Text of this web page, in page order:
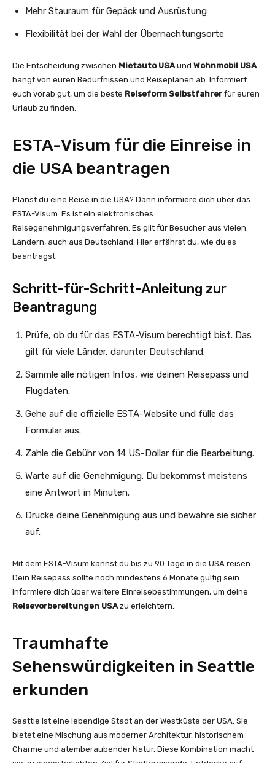
Mehr Stauraum für Gepäck und Ausrüstung
Flexibilität bei der Wahl der Übernachtungsorte
Die Entscheidung zwischen Mietauto USA und Wohnmobil USA
hängt von euren Bedürfnissen und Reiseplänen ab. Informiert
euch vorab gut, um die beste Reiseform Selbstfahrer für euren
Urlaub zu finden.
ESTA-Visum für die Einreise in
die USA beantragen
Planst du eine Reise in die USA? Dann informiere dich über das
ESTA-Visum. Es ist ein elektronisches
Reisegenehmigungsverfahren. Es gilt für Besucher aus vielen
Ländern, auch aus Deutschland. Hier erfährst du, wie du es
beantragst.
Schritt-für-Schritt-Anleitung zur
Beantragung
Prüfe, ob du für das ESTA-Visum berechtigt bist. Das
gilt für viele Länder, darunter Deutschland.
Sammle alle nötigen Infos, wie deinen Reisepass und
Flugdaten.
Gehe auf die offizielle ESTA-Website und fülle das
Formular aus.
Zahle die Gebühr von 14 US-Dollar für die Bearbeitung.
Warte auf die Genehmigung. Du bekommst meistens
eine Antwort in Minuten.
Drucke deine Genehmigung aus und bewahre sie sicher
auf.
Mit dem ESTA-Visum kannst du bis zu 90 Tage in die USA reisen.
Dein Reisepass sollte noch mindestens 6 Monate gültig sein.
Informiere dich über weitere Einreisebestimmungen, um deine
Reisevorbereitungen USA zu erleichtern.
Traumhafte
Sehenswürdigkeiten in Seattle
erkunden
Seattle ist eine lebendige Stadt an der Westküste der USA. Sie
bietet eine Mischung aus moderner Architektur, historischem
Charme und atemberaubender Natur. Diese Kombination macht